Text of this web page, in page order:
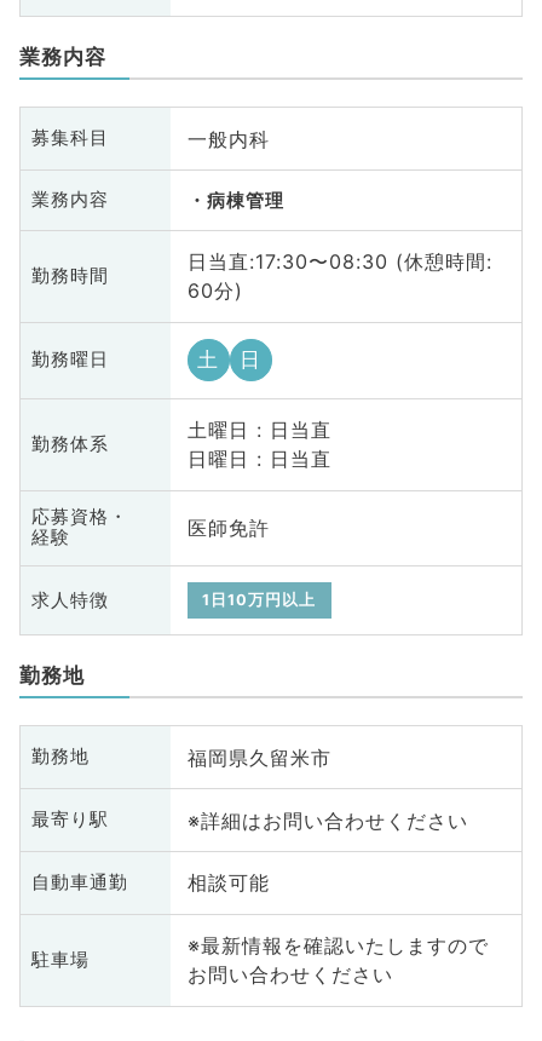
業務内容
募集科目 一般内科
業務内容 病棟管理
勤務時間
日当直:17:30〜08:30 (休憩時間:
60分)
勤務曜日 土 日
勤務体系
土曜日 : 日当直
日曜日 : 日当直
応募資格・
経験
医師免許
求人特徴 1日10万円以上
勤務地
勤務地 福岡県久留米市
最寄り駅 ※詳細はお問い合わせください
自動車通勤 相談可能
駐車場
※最新情報を確認いたしますので
お問い合わせください